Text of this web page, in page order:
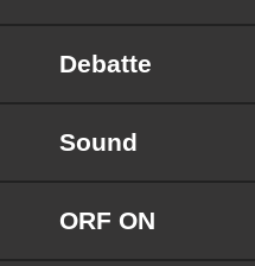
Debatte
Sound
ORF ON